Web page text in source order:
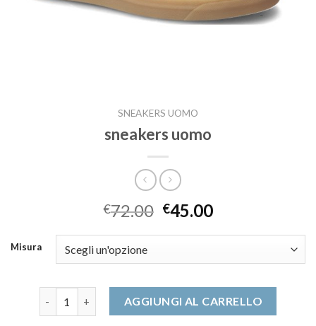
SNEAKERS UOMO
sneakers uomo
€72.00 €45.00
Misura
sneakers uomo quantitàAGGIUNGI AL CARRELLO